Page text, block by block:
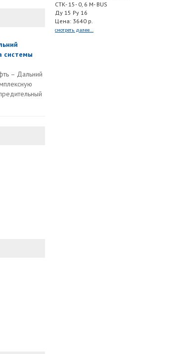
системы
– Дальний
СТК- 15- 0, 6 M- BUS
Ду 15 Ру 16
Цена: 3640 р.
смотреть далее...